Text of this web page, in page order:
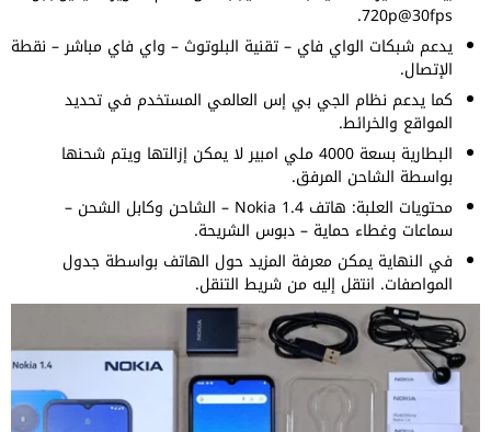
720p@30fps.
يدعم شبكات الواي فاي – تقنية البلوتوث – واي فاي مباشر – نقطة
الإتصال.
كما يدعم نظام الجي بي إس العالمي المستخدم في تحديد
المواقع والخرائط.
البطارية بسعة 4000 ملي امبير لا يمكن إزالتها ويتم شحنها
بواسطة الشاحن المرفق.
محتويات العلبة: هاتف Nokia 1.4 – الشاحن وكابل الشحن –
سماعات وغطاء حماية – دبوس الشريحة.
في النهاية يمكن معرفة المزيد حول الهاتف بواسطة جدول
المواصفات. انتقل إليه من شريط التنقل.